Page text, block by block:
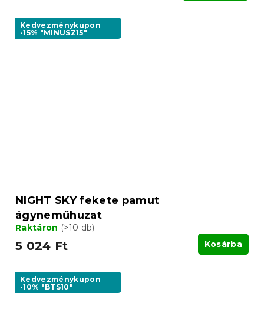
Kedvezménykupon
-15% "MINUSZ15"
NIGHT SKY fekete pamut
ágyneműhuzat
Raktáron (>10 db)
5 024 Ft Kosárba
Kedvezménykupon
-10% "BTS10"